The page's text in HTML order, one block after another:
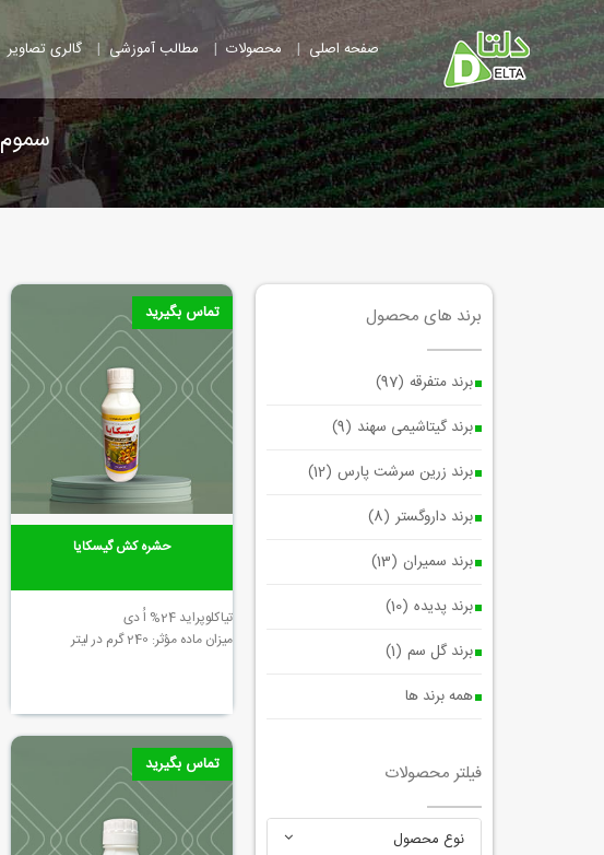
صفحه اصلی | محصولات | مطالب آموزشی | گالری تصاویر
تماس بگیرید
حشره کش گیسکایا
تیاکلوپراید 24% اُ دی
میزان ماده مؤثر: 240 گرم در لیتر
تماس بگیرید
برند های محصول
برند متفرقه (97)
برند گیتاشیمی سهند (9)
برند زرین سرشت پارس (12)
برند داروگستر (8)
برند سمیران (13)
برند پدیده (10)
برند گل سم (1)
همه برند ها
فیلتر محصولات
نوع محصول